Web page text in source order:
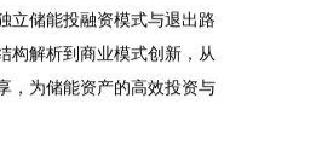
立储能投融资模式与退出路
构解析到商业模式创新，从
，为储能资产的高效投资与